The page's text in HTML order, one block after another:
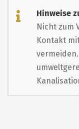
Hinweise
Nicht zum
Kontakt